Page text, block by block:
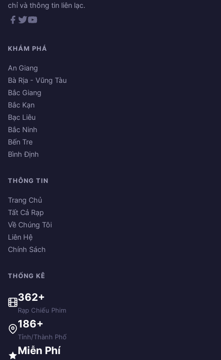
chỉ và thông tin liên lạc.
KHÁM PHÁ
An Giang
Bà Rịa - Vũng Tàu
Bắc Giang
Bắc Kạn
Bạc Liêu
Bắc Ninh
Bến Tre
Bình Định
THÔNG TIN
Trang Chủ
Tất Cả Rạp
Về Chúng Tôi
Liên Hệ
Chính Sách
THỐNG KÊ
362+
Rạp Chiếu Phim
186+
Tỉnh/Thành Phố
Miễn Phí